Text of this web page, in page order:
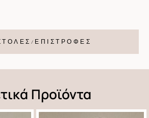
ΕΠΙΣΤΡΟΦΕΣ
Προϊόντα